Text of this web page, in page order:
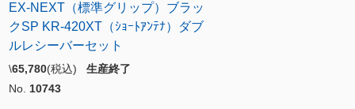
EX-NEXT（標準グリップ）ブラッ
クSP KR-420XT（ｼｮｰﾄｱﾝﾃﾅ）ダブ
ルレシーバーセット
\65,780(税込) 生産終了
No. 10743